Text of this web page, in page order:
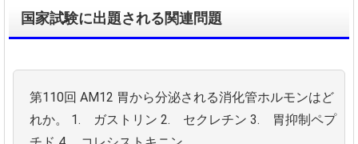
国家試験に出題される関連問題
第110回 AM12 胃から分泌される消化管ホルモンはど
れか。
1. ガストリン 2. セクレチン 3. 胃抑制ペプ